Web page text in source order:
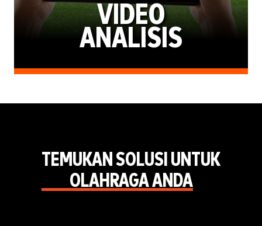
VIDEO
ANALISIS
TEMUKAN SOLUSI UNTUK
OLAHRAGA ANDA